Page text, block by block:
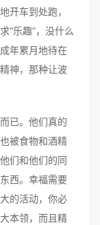
开车到处跑，
“乐趣”，没什么
年累月地待在
神，那种让波
已。他们真的
被食物和酒精
们和他们的同
西。幸福需要
的活动，你必
本领，而且精